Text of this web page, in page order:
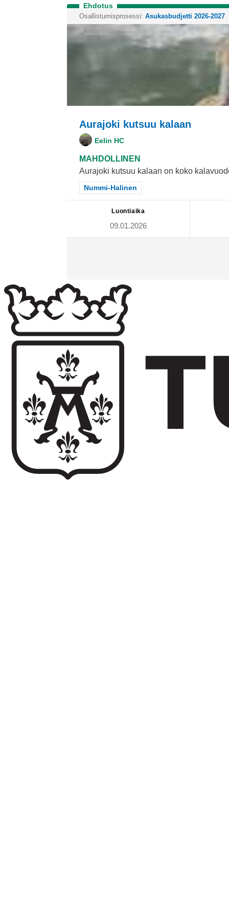
Ehdotus
Osallistumisprosessi: Asukasbudjetti 2026-2027
Aurajoki kutsuu kalaan
Eelin HC
MAHDOLLINEN
Aurajoki kutsuu kalaan on koko
Rajaa tulokset teeman mukaan: Nummi-
Nummi-Halinen
Luontiaika
09.01.2026